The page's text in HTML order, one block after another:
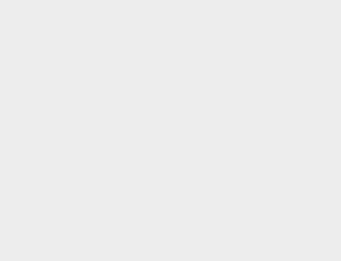
de vídeos para niños en Youtube: